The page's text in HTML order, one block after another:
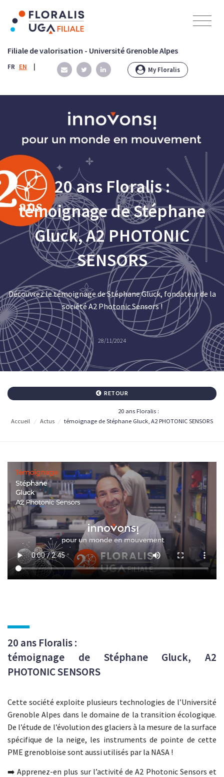
Filiale de valorisation - Université Grenoble Alpes
FR EN My Floralis
20 ans Floralis :
témoignage de Stéphane
Gluck, A2 PHOTONIC
SENSORS
Découvrez le témoignage de Stéphane Gluck, fondateur de la
société A2 Photonic Sensors !
28/11/2024
RETOUR
Accueil / Actus /
20 ans Floralis :
témoignage de Stéphane Gluck, A2 PHOTONIC SENSORS
20 ans Floralis :
témoignage de Stéphane Gluck, A2
PHOTONIC SENSORS
Cette société exploite plusieurs technologies de l’Université
Grenoble Alpes dans le domaine de la transition écologique.
De l’étude de l’évolution des glaciers à la mesure de la surface
spécifique de la neige, les instruments de pointe de cette
PME grenobloise sont aussi utilisés par la NASA !
➡️ Apprenez-en plus sur l’activité de A2 Photonic Sensors et